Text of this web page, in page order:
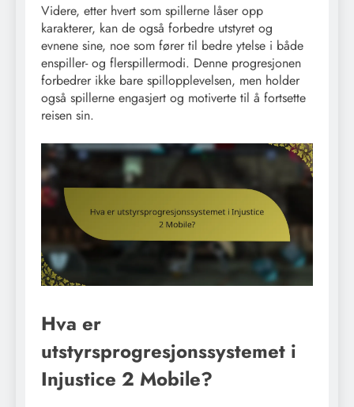
Videre, etter hvert som spillerne låser opp
karakterer, kan de også forbedre utstyret og
evnene sine, noe som fører til bedre ytelse i både
enspiller- og flerspillermodi. Denne progresjonen
forbedrer ikke bare spillopplevelsen, men holder
også spillerne engasjert og motiverte til å fortsette
reisen sin.
Hva er
utstyrsprogresjonssystemet i
Injustice 2 Mobile?